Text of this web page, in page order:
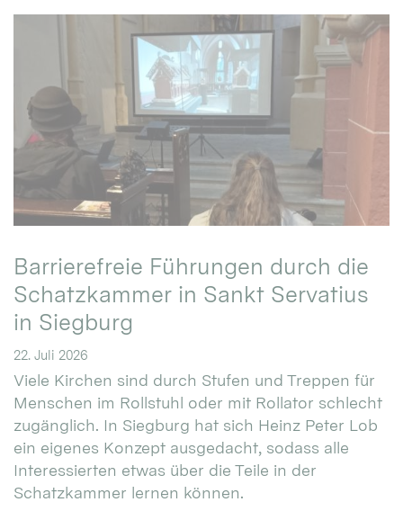
Barrierefreie Führungen durch die
Schatzkammer in Sankt Servatius
in Siegburg
22. Juli 2026
Viele Kirchen sind durch Stufen und Treppen für
Menschen im Rollstuhl oder mit Rollator schlecht
zugänglich. In Siegburg hat sich Heinz Peter Lob
ein eigenes Konzept ausgedacht, sodass alle
Interessierten etwas über die Teile in der
Schatzkammer lernen können.